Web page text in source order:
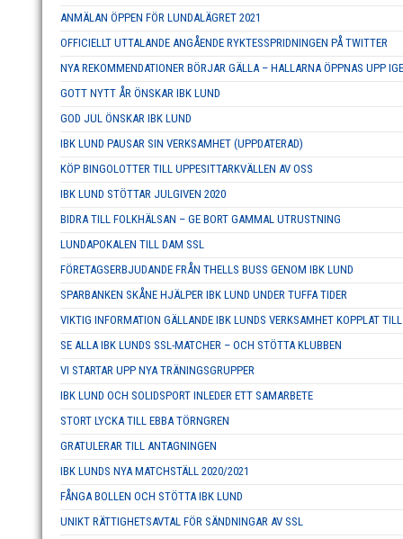
ANMÄLAN ÖPPEN FÖR LUNDALÄGRET 2021
OFFICIELLT UTTALANDE ANGÅENDE RYKTESSPRIDNINGEN PÅ TWITTER
NYA REKOMMENDATIONER BÖRJAR GÄLLA – HALLARNA ÖPPNAS UPP
GOTT NYTT ÅR ÖNSKAR IBK LUND
GOD JUL ÖNSKAR IBK LUND
IBK LUND PAUSAR SIN VERKSAMHET (UPPDATERAD)
KÖP BINGOLOTTER TILL UPPESITTARKVÄLLEN AV OSS
IBK LUND STÖTTAR JULGIVEN 2020
BIDRA TILL FOLKHÄLSAN – GE BORT GAMMAL UTRUSTNING
LUNDAPOKALEN TILL DAM SSL
FÖRETAGSERBJUDANDE FRÅN THELLS BUSS GENOM IBK LUND
SPARBANKEN SKÅNE HJÄLPER IBK LUND UNDER TUFFA TIDER
VIKTIG INFORMATION GÄLLANDE IBK LUNDS VERKSAMHET KOPPLAT
SE ALLA IBK LUNDS SSL-MATCHER – OCH STÖTTA KLUBBEN
VI STARTAR UPP NYA TRÄNINGSGRUPPER
IBK LUND OCH SOLIDSPORT INLEDER ETT SAMARBETE
STORT LYCKA TILL EBBA TÖRNGREN
GRATULERAR TILL ANTAGNINGEN
IBK LUNDS NYA MATCHSTÄLL 2020/2021
FÅNGA BOLLEN OCH STÖTTA IBK LUND
UNIKT RÄTTIGHETSAVTAL FÖR SÄNDNINGAR AV SSL